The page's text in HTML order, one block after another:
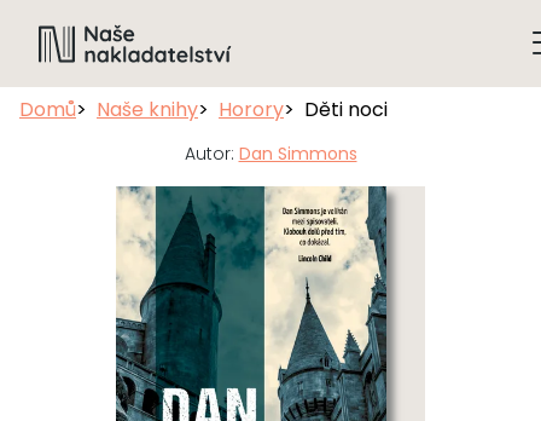
Domů Naše knihy Horory Děti noci
Autor: Dan Simmons